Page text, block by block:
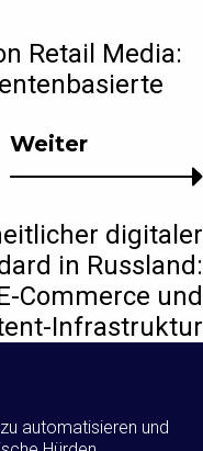
Weiter
digitaler
in Russland:
Commerce und
Infrastruktur
Retail Media:
automatisieren und